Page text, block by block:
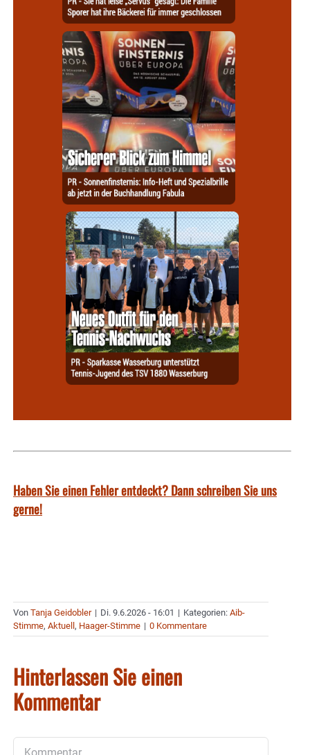
Haben Sie einen Fehler entdeckt? Dann schreiben Sie uns
gerne!
Von Tanja Geidobler | Di. 9.6.2026 - 16:01 | Kategorien: Aib-
Stimme, Aktuell , Haager-Stimme | 0 Kommentare
Hinterlassen Sie einen
Kommentar